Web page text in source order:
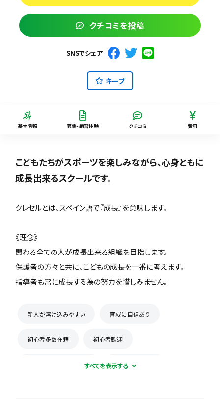
クチコミを投稿
SNSでシェア
キープ
基本情報 募集・練習体験 クチコミ 費用
こどもたちがスポーツを楽しみながら、心身ともに
成長出来るスクールです。
クレセルとは、スペイン語で『成長』を意味します。
《理念》
関わる全ての人が成長出来る組織を目指します。
保護者の方々と共に、こどもの成長を一番に考えます。
指導者も常に成長する為の努力を惜しみません。
新人が溶け込みやすい 育成に自信あり
初心者多数在籍 初心者歓迎
コーチとの距離感が近い 練習場所が広い